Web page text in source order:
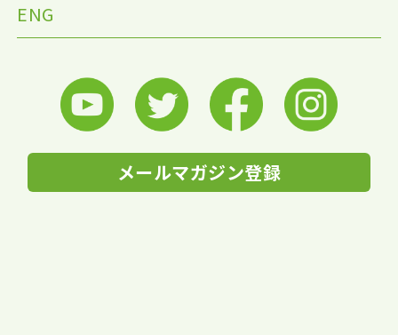
ENG
メールマガジン登録